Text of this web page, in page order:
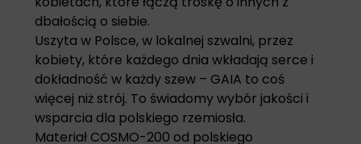
dbałością o siebie.
Uszyta w Polsce, w lokalnej szwalni, przez
kobiety, które każdego dnia wkładają serce i
dokładność w każdy szew – GAIA to coś
więcej niż strój. To świadomy wybór jakości i
wsparcia dla polskiego rzemiosła.
Materiał COSMO-200 od polskiego